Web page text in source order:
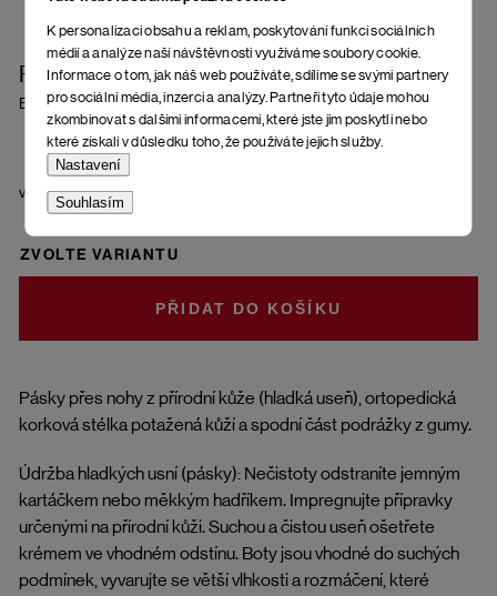
K personalizaci obsahu a reklam, poskytování funkcí sociálních
médií a analýze naší návštěvnosti využíváme soubory cookie.
Informace o tom, jak náš web používáte, sdílíme se svými partnery
pro sociální média, inzerci a analýzy. Partneři tyto údaje mohou
zkombinovat s dalšími informacemi, které jste jim poskytli nebo
které získali v důsledku toho, že používáte jejich služby.
Nastavení
Souhlasím
Pánské nazouváky Assoro
Brown
Pásky přes nohy z přírodní kůže (hladká useň), ortopedická
korková stélka potažená kůží a spodní část podrážky z gumy.
Údržba hladkých usní (pásky): Nečistoty odstraníte jemným
kartáčkem nebo měkkým hadříkem. Impregnujte přípravky
určenými na přírodní kůži. Suchou a čistou useň ošetřete
krémem ve vhodném odstínu. Boty jsou vhodné do suchých
podmínek, vyvarujte se větší vlhkosti a rozmáčení, které
velikost
ZVOLTE VARIANTU
DO KOŠÍKU